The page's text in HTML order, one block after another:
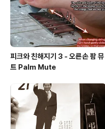
피크와 친해지기 3 - 오른손 팜 뮤
트 Palm Mute